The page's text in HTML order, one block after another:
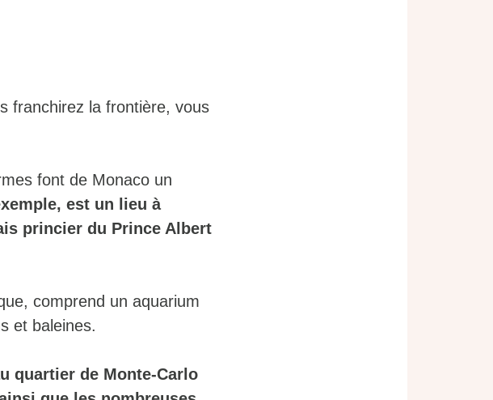
franchirez la frontière, vous
font de Monaco un
est un lieu à
princier du Prince Albert
comprend un aquarium
et baleines.
quartier de Monte-Carlo